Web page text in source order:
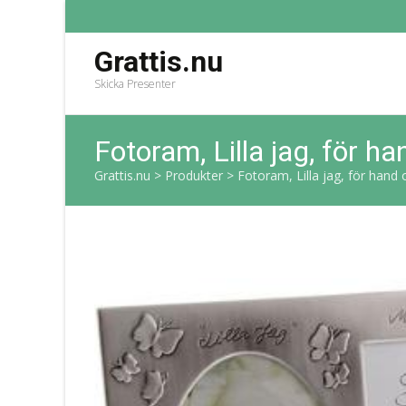
Grattis.nu
Skicka Presenter
Fotoram, Lilla jag, för
Grattis.nu > Produkter > Fotoram, Lilla jag, för hand